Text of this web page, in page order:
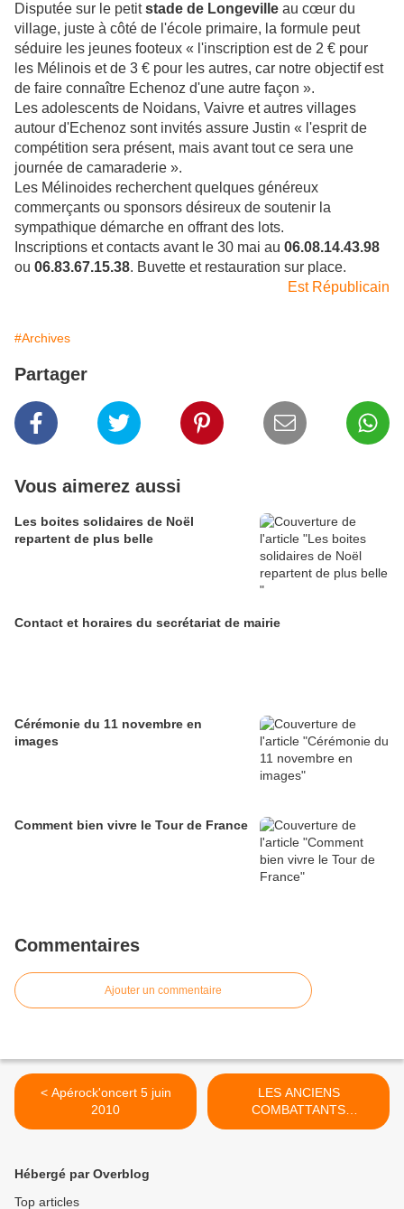
Disputée sur le petitstade de Longeville au cœur du
village, juste à côté de l'école primaire, la formule peut
séduire les jeunes footeux « l'inscription est de 2 € pour
les Mélinois et de 3 € pour les autres, car notre objectif est
de faire connaître Echenoz d'une autre façon ».
Les adolescents de Noidans, Vaivre et autres villages
autour d'Echenoz sont invités assure Justin « l'esprit de
compétition sera présent, mais avant tout ce sera une
journée de camaraderie ».
Les Mélinoides recherchent quelques généreux
commerçants ou sponsors désireux de soutenir la
sympathique démarche en offrant des lots.
Inscriptions et contacts avant le 30 mai au 06.08.14.43.98
ou 06.83.67.15.38. Buvette et restauration sur place.
Est Républicain
#Archives
Partager
Vous aimerez aussi
Les boites solidaires de Noël
repartent de plus belle
Contact et horaires du secrétariat de mairie
Cérémonie du 11 novembre en
images
Comment bien vivre le Tour de France
Commentaires
Ajouter un commentaire
< Apérock'oncert 5 juin
2010
LES ANCIENS
COMBATTANTS
REMONTENT LE TEMPS >
Hébergé par Overblog
Top articles